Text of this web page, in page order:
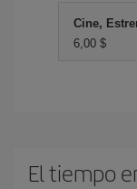
Cine,
6,00 $
El tiempo